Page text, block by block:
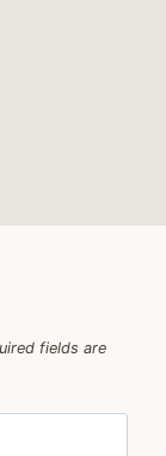
fields are